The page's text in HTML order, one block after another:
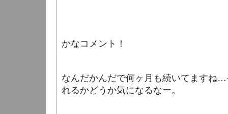
かなコメント！
なんだかんだで何ヶ月も続いてますね
れるかどうか気になるなー。